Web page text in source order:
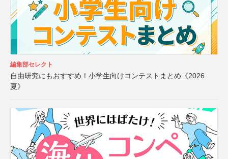
編集部セレクト
自由研究にもおすすめ！小学生向けコンテストまとめ《2026
夏》